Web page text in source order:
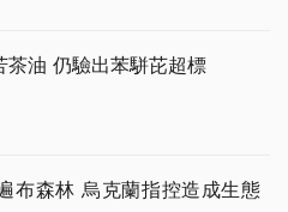
茶油 仍驗出苯駢芘超標
布森林 烏克蘭指控造成生態